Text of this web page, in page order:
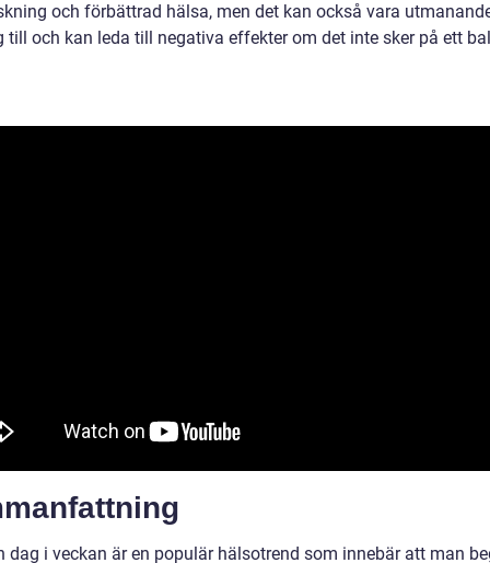
och förbättrad hälsa, men det kan också vara
till och kan leda till negativa effekter om det inte sker på ett
dag i veckan är en populär hälsotrend som innebär att man